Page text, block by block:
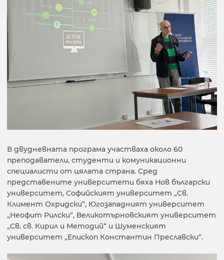
В двудневната програма участваха около 60
преподаватели, студенти и комуникационни
специалисти от цялата страна. Сред
представените университети бяха Нов български
университет, Софийският университет „Св.
Климент Охридски“, Югозападният университет
„Неофит Рилски“, Великотърновският университет
„Св. св. Кирил и Методий“ и Шуменският
университет „Епископ Константин Преславски“.